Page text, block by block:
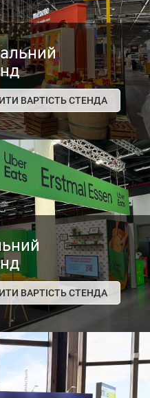
ВАРТІСТЬ СТЕНДА
ВАРТІСТЬ СТЕНДА